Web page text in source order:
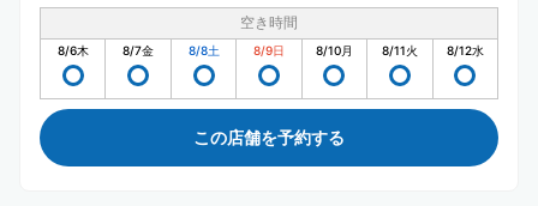
空き時間
8/6木 8/7金 8/8土 8/9日 8/10月 8/11火 8/12水
この店舗を予約する